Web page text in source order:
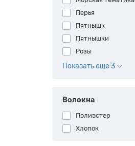
Перья
Пятнышк
Пятнышки
Розы
Показать еще 3
Волокна
Полиэстер
Хлопок